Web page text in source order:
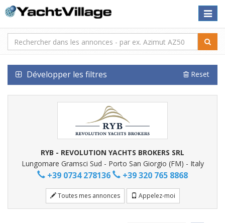
Toggle
Développer les filtres Reset
RYB - REVOLUTION YACHTS BROKERS SRL
Lungomare Gramsci Sud - Porto San Giorgio (FM) - Italy
+39 0734 278136 +39 320 765 8868
Toutes mes annonces Appelez-moi